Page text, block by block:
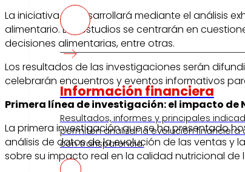
Información financiera
Resultados, informes y principales
permiten analizar la evolución financiera
con transparencia.
La iniciativa se desarrollará mediante el análisis
alimentario. Los estudios se centrarán en
decisiones alimentarias, entre otras.
Los resultados de las investigaciones serán
celebrarán encuentros y eventos informativos
Primera línea de investigación: el impacto de
La primera investigación que se ha presentado
análisis de datos de la evolución de las ventas y
sobre su impacto real en la calidad nutricional de